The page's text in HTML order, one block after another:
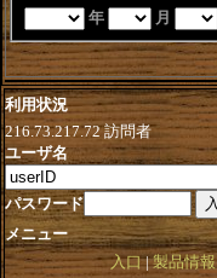
年
月
利用状況
216.73.217.72訪問者
ユーザ名
パスワード
メニュー
入口 製品情報